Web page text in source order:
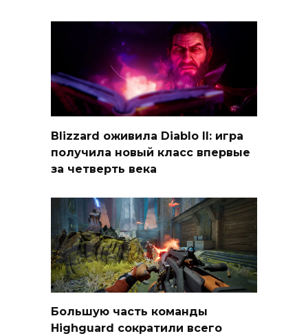
Blizzard оживила Diablo II: игра
получила новый класс впервые
за четверть века
Большую часть команды
Highguard сократили всего